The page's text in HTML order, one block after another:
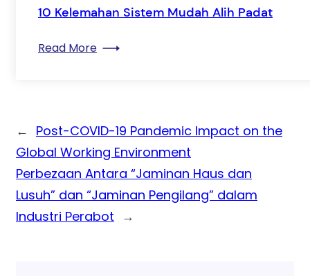
10 Kelemahan Sistem Mudah Alih Padat
Read More: 10 Kelemahan Sistem Mudah Alih
← Post-COVID-19 Pandemic Impact on the
Global Working Environment
Perbezaan Antara “Jaminan Haus dan
Lusuh” dan “Jaminan Pengilang” dalam
Industri Perabot →